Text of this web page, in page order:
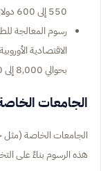
550 إلى 600 دولار أمريكي تقريباً).
رسوم المعالجة
الاقتصادية
بحوالي 8,000 إلى 20,000 كرونة آيسلندية (حوالي 60 – 150 دولار).
الجامعات
الجامعات الخاصة (مثل
هذه الرسوم بناءً على